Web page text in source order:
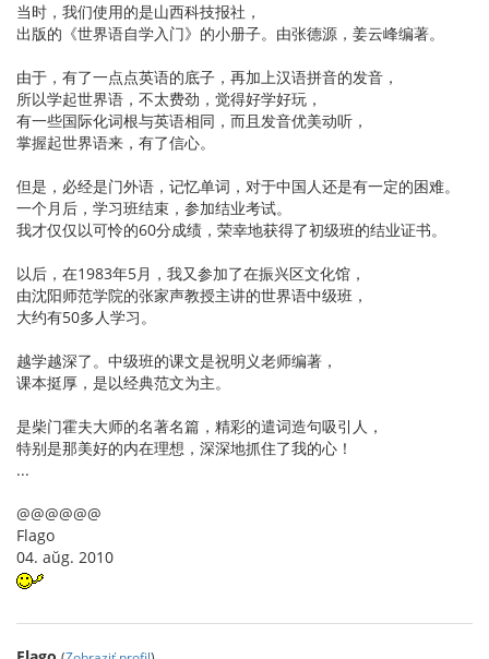
当时，我们使用的是山西科技报社，
出版的《世界语自学入门》的小册子。由张德源，姜云峰编著。
由于，有了一点点英语的底子，再加上汉语拼音的发音，
所以学起世界语，不太费劲，觉得好学好玩，
有一些国际化词根与英语相同，而且发音优美动听，
掌握起世界语来，有了信心。
但是，必经是门外语，记忆单词，对于中国人还是有一定的困难。
一个月后，学习班结束，参加结业考试。
我才仅仅以可怜的60分成绩，荣幸地获得了初级班的结业证书。
以后，在1983年5月，我又参加了在振兴区文化馆，
由沈阳师范学院的张家声教授主讲的世界语中级班，
大约有50多人学习。
越学越深了。中级班的课文是祝明义老师编著，
课本挺厚，是以经典范文为主。
是柴门霍夫大师的名著名篇，精彩的遣词造句吸引人，
特别是那美好的内在理想，深深地抓住了我的心！
...
@@@@@@
Flago
04. aŭg. 2010